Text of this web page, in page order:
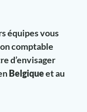
équipes vous
comptable
d’envisager
Belgiqueet au